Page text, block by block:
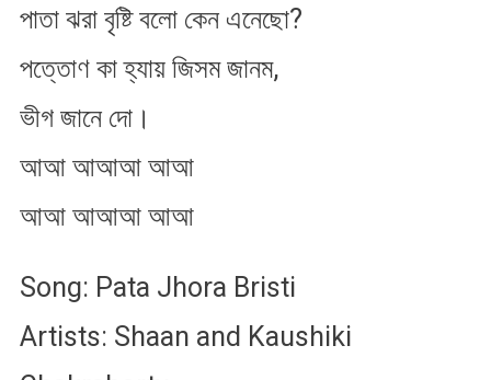
পাতা ঝরা বৃষ্টি বলো কেন এনেছো?
পত্তোণ কা হ্যায় জিসম জানম,
ভীগ জানে দো।
আআ আআআ আআ
আআ আআআ আআ
Song: Pata Jhora Bristi
Artists: Shaan and Kaushiki